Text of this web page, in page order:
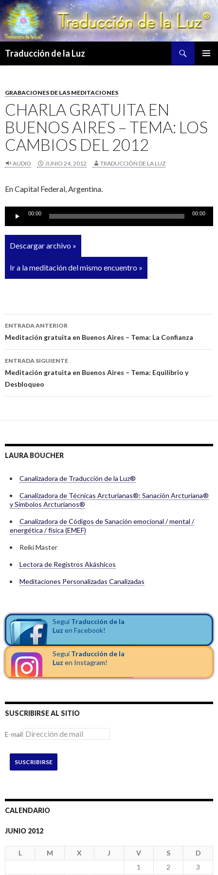
Traducción de la Luz
GRABACIONES DE LAS MEDITACIONES
CHARLA GRATUITA EN
BUENOS AIRES – TEMA: LOS
CAMBIOS DEL 2012
AUDIO JUNIO 24, 2012 TRADUCCIÓN DE LA LUZ
En Capital Federal, Argentina.
Reproductor
audio
00:00 00:00
Descargar archivo »
Ir a la meditación del mismo encuentro »
Navegación
de
entradas
ENTRADA ANTERIOR
Meditación gratuita en Buenos Aires – Tema: La Confianza
ENTRADA SIGUIENTE
Meditación gratuita en Buenos Aires – Tema: Equilibrio y
Desbloqueo
LAURA BOUCHER
Canalizadora de Traducción de la Luz®
Canalizadora de Técnicas Arcturianas®: Sanación Arcturiana®
y Símbolos Arcturianos®
Canalizadora de Códigos de Sanación emocional / mental /
energética / física (EMEF)
Reiki Master
Lectora de Registros Akáshicos
Meditaciones Personalizadas Canalizadas
Seguí Traducción de la
Luz en Facebook!
SeguíTraducción de la
Luz en Instagram!
SUSCRIBIRSE AL SITIO
E-mail
SUSCRIBIRSE
CALENDARIO
JUNIO 2012
L M X J V S D
1 2
3